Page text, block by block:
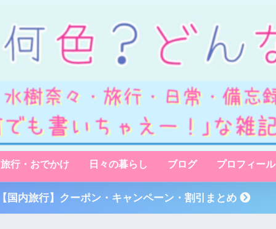
旅行・おでかけ 日々の暮らし ブログ プロフィール
【国内旅行】クーポン・キャンペーン・割引まとめ